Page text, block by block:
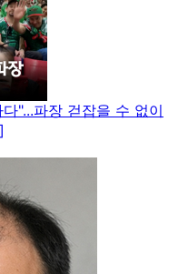
"...파장 걷잡을 수 없이